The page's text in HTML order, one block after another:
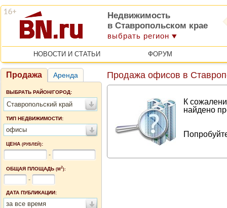
Недвижимость
в Ставропольском крае
выбрать регион
НОВОСТИ И СТАТЬИ ФОРУМ
Продажа Аренда
ВЫБРАТЬ РАЙОН/ГОРОД:
Ставропольский край
ТИП НЕДВИЖИМОСТИ:
офисы
ЦЕНА (РУБЛЕЙ):
-
ОБЩАЯ ПЛОЩАДЬ (М2):
-
ДАТА ПУБЛИКАЦИИ:
за все время
Продажа офисов в
К
найдено